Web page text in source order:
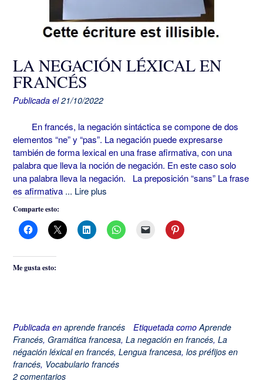
LA NEGACIÓN LÉXICAL EN
FRANCÉS
Publicada el21/10/2022
En francés, la negación sintáctica se compone de dos
elementos “ne” y “pas”. La negación puede expresarse
también de forma lexical en una frase afirmativa, con una
palabra que lleva la noción de negación. En este caso solo
una palabra lleva la negación. La preposición “sans” La frase
es afirmativa ... Lire plus
Comparte esto:
Me gusta esto:
Publicada en aprende francés Etiquetada comoAprende
Francés, Gramática francesa, La negación en francés, La
négación léxical en francés, Lengua francesa, los préfijos en
francés, Vocabulario francés
2 comentarios